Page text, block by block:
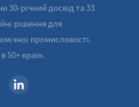
30-річний досвід та 33
рішення для
промисловості.
50+ країн.